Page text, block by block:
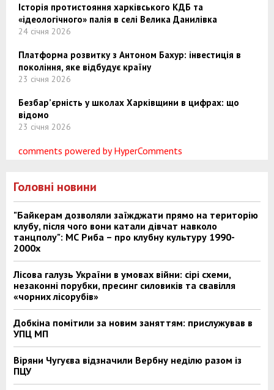
Історія протистояння харківського КДБ та
«ідеологічного» палія в селі Велика Данилівка
24 січня 2026
Платформа розвитку з Антоном Бахур: інвестиція в
покоління, яке відбудує країну
23 січня 2026
Безбар’єрність у школах Харківщини в цифрах: що
відомо
23 січня 2026
comments powered by HyperComments
Головні новини
"Байкерам дозволяли заїжджати прямо на територію
клубу, після чого вони катали дівчат навколо
танцполу": МС Риба – про клубну культуру 1990-
2000х
Лісова галузь України в умовах війни: сірі схеми,
незаконні порубки, пресинг силовиків та свавілля
«чорних лісорубів»
Добкіна помітили за новим заняттям: прислужував в
УПЦ МП
Віряни Чугуєва відзначили Вербну неділю разом із
ПЦУ